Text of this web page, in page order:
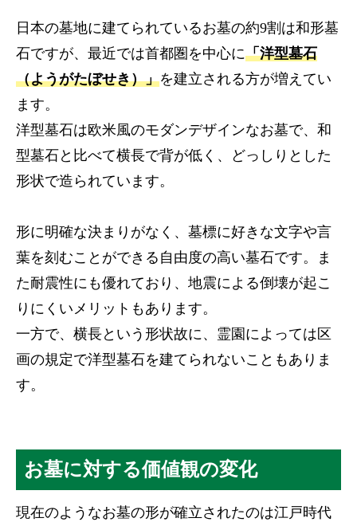
日本の墓地に建てられているお墓の約9割は和形墓
石ですが、最近では首都圏を中心に「洋型墓石
（ようがたぼせき）」を建立される方が増えてい
ます。
洋型墓石は欧米風のモダンデザインなお墓で、和
型墓石と比べて横長で背が低く、どっしりとした
形状で造られています。
形に明確な決まりがなく、墓標に好きな文字や言
葉を刻むことができる自由度の高い墓石です。ま
た耐震性にも優れており、地震による倒壊が起こ
りにくいメリットもあります。
一方で、横長という形状故に、霊園によっては区
画の規定で洋型墓石を建てられないこともありま
す。
お墓に対する価値観の変化
現在のようなお墓の形が確立されたのは江戸時代